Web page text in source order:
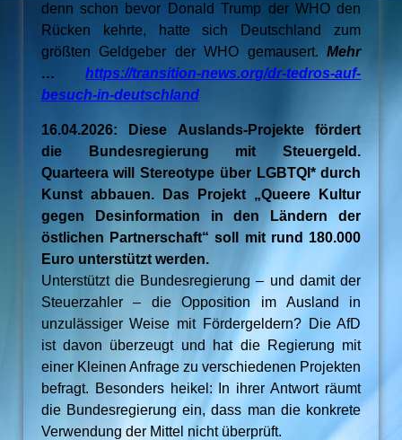
denn schon bevor Donald Trump der WHO den
Rücken kehrte, hatte sich Deutschland zum
größten Geldgeber der WHO gemausert.Mehr
…https://transition-news.org/dr-tedros-auf-
besuch-in-deutschland
16.04.2026: Diese Auslands-Projekte fördert
die Bundesregierung mit Steuergeld.
Quarteera will Stereotype über LGBTQI* durch
Kunst abbauen. Das Projekt „Queere Kultur
gegen Desinformation in den Ländern der
östlichen Partnerschaft“ soll mit rund 180.000
Euro unterstützt werden.
Unterstützt die Bundesregierung – und damit der
Steuerzahler – die Opposition im Ausland in
unzulässiger Weise mit Fördergeldern? Die AfD
ist davon überzeugt und hat die Regierung mit
einer Kleinen Anfrage zu verschiedenen Projekten
befragt. Besonders heikel: In ihrer Antwort räumt
die Bundesregierung ein, dass man die konkrete
Verwendung der Mittel nicht überprüft.